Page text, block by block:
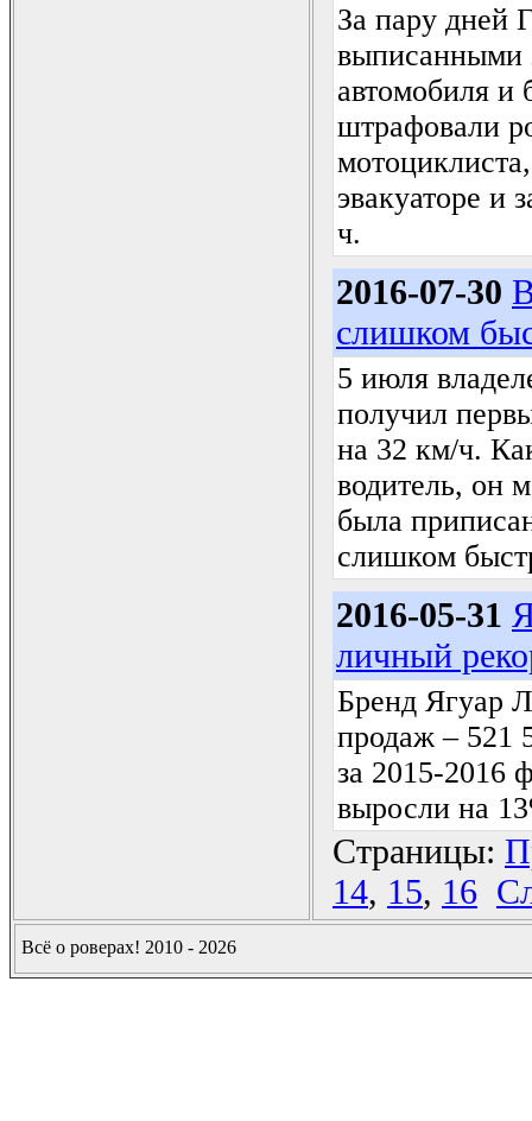
За пару дней
выписанными
автомобиля и
штрафовали
эвакуаторе и
ч.
2016-07-30
слишком
5 июля
получил
на 32 км/ч.
водитель, он
была
слишком
2016-05-31
личный
Бренд Ягуар
продаж – 521
за 2015-2016
выросли на
Страницы:
14, 15, 16
Всё о роверах! 2010 - 2026